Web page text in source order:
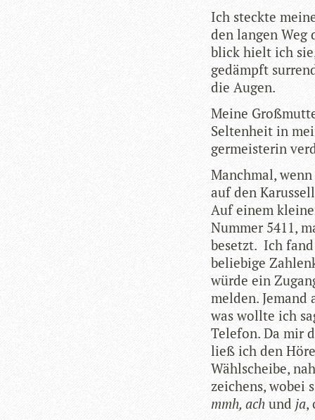
Ich steckte
den lan­gen Weg
blick hielt ich
gedämpft
die Augen.
Meine
Sel­ten­heit in
ger­meis­te­rin
Manch­mal,
auf den
Auf einem
Num­mer 5411,
besetzt. Ich
belie­bige
würde ein
mel­den. Jemand
was wollte ich
Tele­fon. Da mir
ließ ich den
Wähl­scheibe,
zei­chens, wobei
mmh, ach und ja,